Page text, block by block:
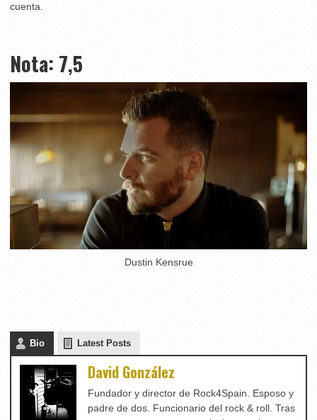
cuenta.
Nota: 7,5
Dustin Kensrue
Bio Latest Posts
David González
Fundador y director de Rock4Spain. Esposo y
padre de dos. Funcionario del rock & roll. Tras